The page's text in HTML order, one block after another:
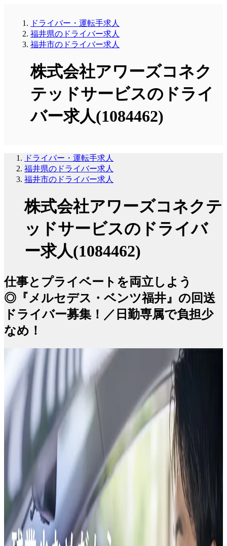
ドライバー・運転手求人
福井県のドライバー求人
福井市のドライバー求人
株式会社アワーズコネク
テッドサービスのドライ
バー求人(1084462)
ドライバー・運転手求人
福井県のドライバー求人
福井市のドライバー求人
株式会社アワーズコネクテ
ッドサービスのドライバ
ー求人(1084462)
仕事とプライベートを両立しよう
◎『メルセデス・ベンツ福井』の回送
ドライバー募集！／日勤専属で負担少
なめ！